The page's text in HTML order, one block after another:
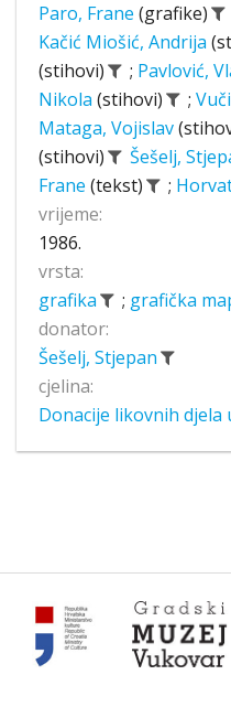
Paro, Frane (grafike)
Kačić Miošić, Andrija
(stihovi)
; Pavlović,
Nikola (stihovi) ;
Mataga, Vojislav
(stihovi)
Šešelj,
Frane (tekst) ;
vrijeme:
1986.
vrsta:
grafika
; grafička
donator:
Šešelj, Stjepan
cjelina:
Donacije likovnih